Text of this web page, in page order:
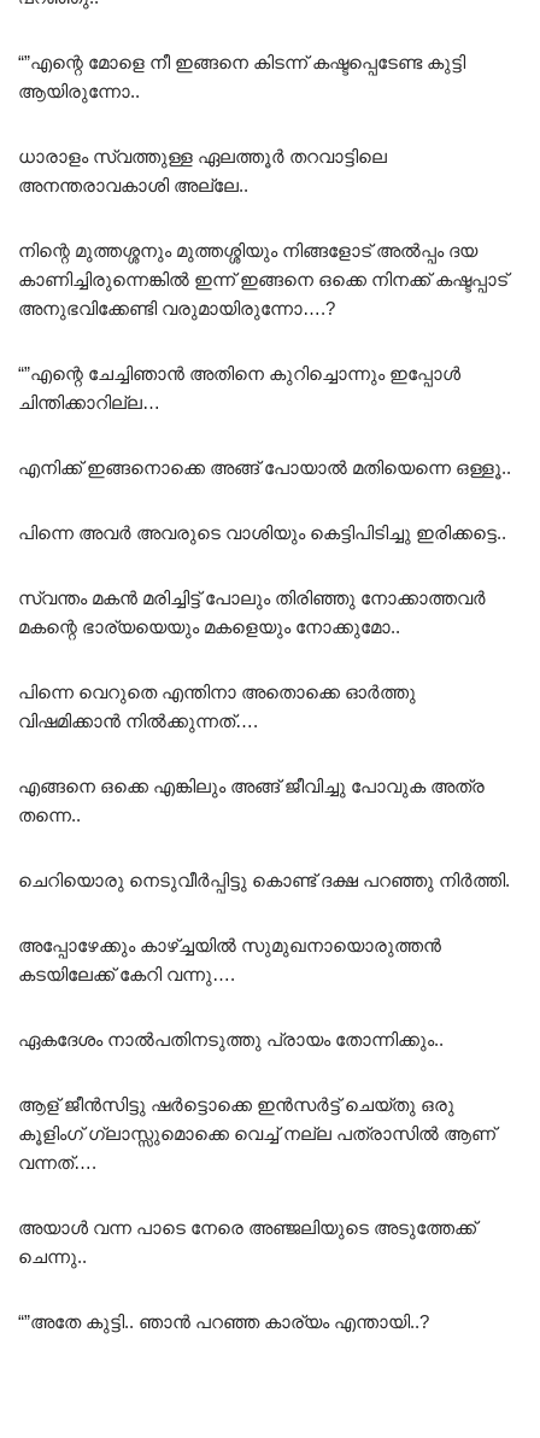
“”എന്റെ മോളെ നീ ഇങ്ങനെ കിടന്ന് കഷ്ടപ്പെടേണ്ട കുട്ടി
ആയിരുന്നോ..
ധാരാളം സ്വത്തുള്ള ഏലത്തൂർ തറവാട്ടിലെ
അനന്തരാവകാശി അല്ലേ..
നിന്റെ മുത്തശ്ശനും മുത്തശ്ശിയും നിങ്ങളോട് അൽപ്പം ദയ
കാണിച്ചിരുന്നെങ്കിൽ ഇന്ന് ഇങ്ങനെ ഒക്കെ നിനക്ക് കഷ്ടപ്പാട്
അനുഭവിക്കേണ്ടി വരുമായിരുന്നോ….?
“”എന്റെ ചേച്ചിഞാൻ അതിനെ കുറിച്ചൊന്നും ഇപ്പോൾ
ചിന്തിക്കാറില്ല…
എനിക്ക് ഇങ്ങനൊക്കെ അങ്ങ് പോയാൽ മതിയെന്നെ ഒള്ളൂ..
പിന്നെ അവർ അവരുടെ വാശിയും കെട്ടിപിടിച്ചു ഇരിക്കട്ടെ..
സ്വന്തം മകൻ മരിച്ചിട്ട് പോലും തിരിഞ്ഞു നോക്കാത്തവർ
മകന്റെ ഭാര്യയെയും മകളെയും നോക്കുമോ..
പിന്നെ വെറുതെ എന്തിനാ അതൊക്കെ ഓർത്തു
വിഷമിക്കാൻ നിൽക്കുന്നത്….
എങ്ങനെ ഒക്കെ എങ്കിലും അങ്ങ് ജീവിച്ചു പോവുക അത്ര
തന്നെ..
ചെറിയൊരു നെടുവീർപ്പിട്ടു കൊണ്ട് ദക്ഷ പറഞ്ഞു നിർത്തി.
അപ്പോഴേക്കും കാഴ്ച്ചയിൽ സുമുഖനായൊരുത്തൻ
കടയിലേക്ക് കേറി വന്നു….
ഏകദേശം നാൽപതിനടുത്തു പ്രായം തോന്നിക്കും..
ആള് ജീൻസിട്ടു ഷർട്ടൊക്കെ ഇൻസർട്ട് ചെയ്തു ഒരു
കൂളിംഗ് ഗ്ലാസ്സുമൊക്കെ വെച്ച് നല്ല പത്രാസിൽ ആണ്
വന്നത്….
അയാൾ വന്ന പാടെ നേരെ അഞ്ജലിയുടെ അടുത്തേക്ക്
ചെന്നു..
“”അതേ കുട്ടി.. ഞാൻ പറഞ്ഞ കാര്യം എന്തായി..?